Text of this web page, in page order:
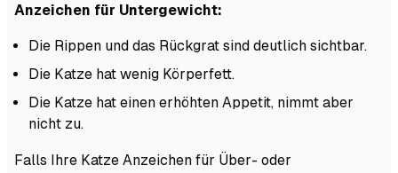
Anzeichen für Untergewicht:
Die Rippen und das Rückgrat sind deutlich sichtbar.
Die Katze hat wenig Körperfett.
Die Katze hat einen erhöhten Appetit, nimmt aber
nicht zu.
Falls Ihre Katze Anzeichen für Über- oder